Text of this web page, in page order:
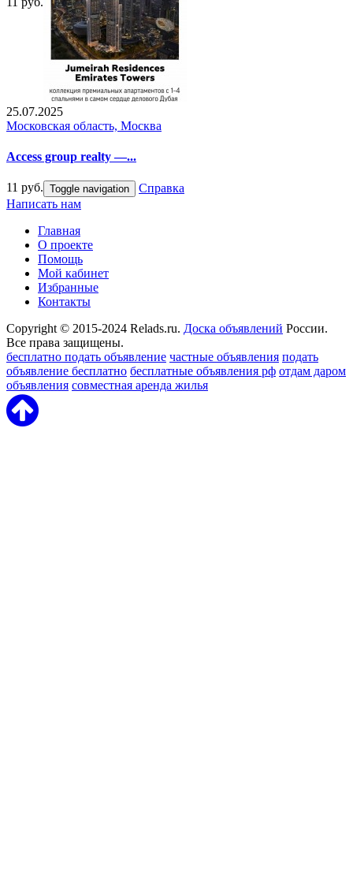
25.07.2025
Московская область, Москва
Access group realty —...
11 руб. Toggle navigation
Справка
Написать нам
Главная
О проекте
Помощь
Мой кабинет
Избранные
Контакты
Copyright © 2015-2024 Relads.ru. Доска объявлений России.
Все права защищены.
бесплатно подать объявление частные объявления подать
объявление бесплатно бесплатные объявления рф отдам даром
объявления совместная аренда жилья